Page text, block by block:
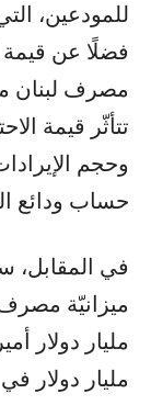
للمودعين،
فضلًا عن قيمة
مصرف لبنان
تتأثّر قيمة
وحجم
حساب ودائع
في المقابل،
مليار دولار